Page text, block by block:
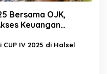
Bersama OJK,
Keuangan
IV 2025 di Halsel